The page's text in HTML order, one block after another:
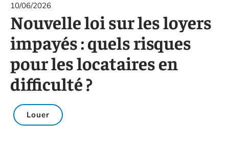
10/06/2026
Nouvelle loi sur les loyers
impayés : quels risques
pour les locataires en
difficulté ?
Louer